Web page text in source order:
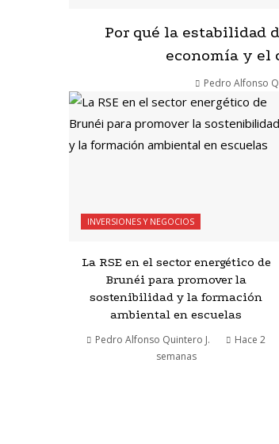
Por qué la estabilidad
economía y el
Pedro Alfonso
INVERSIONES Y NEGOCIOS
La RSE en el sector energético de
Brunéi para promover la
sostenibilidad y la formación
ambiental en escuelas
Pedro Alfonso Quintero J.
Hace 2
semanas